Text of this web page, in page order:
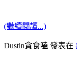
(繼續閱讀...)
Dustin貪食嗑 發表在